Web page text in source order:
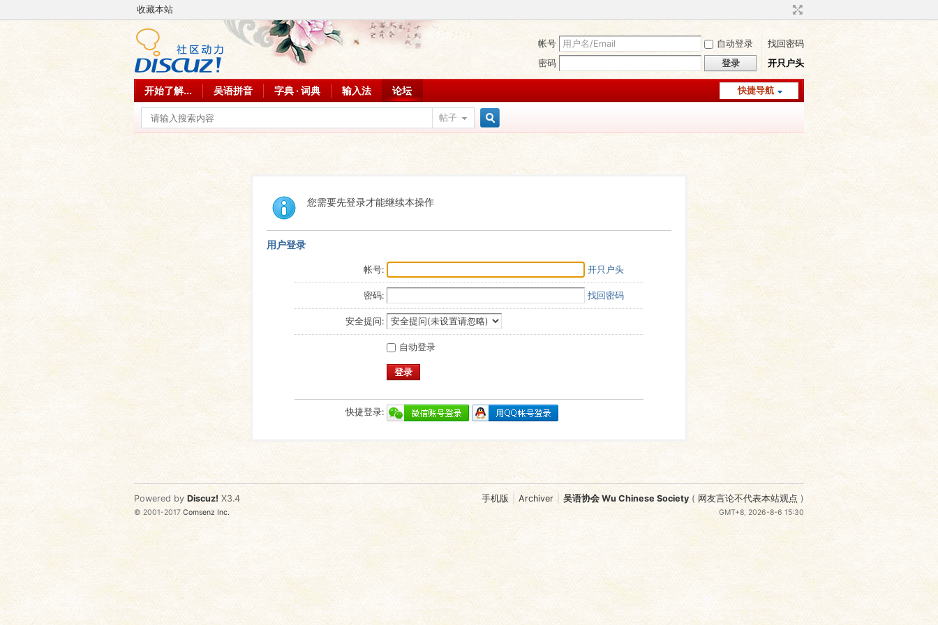
收藏本站
帐号 自动登录
找回密码
密码
登录 开只户头
快捷导航
开始了解... 吴语拼音 字典 · 词典 输入法 论坛
帖子
您需要先登录才能继续本操作
用户登录
帐号: 开只户头
密码: 找回密码
安全提问:
自动登录
登录
快捷登录:
手机版 Archiver 吴语协会 Wu Chinese Society ( 网友言论不代表本站观点 )
GMT+8, 2026-8-6 15:30
Powered by Discuz! X3.4
© 2001-2017Comsenz Inc.